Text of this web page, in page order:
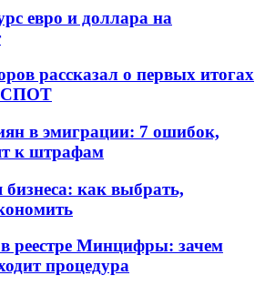
евро и доллара на
рассказал о первых итогах
СПОТ
в эмиграции: 7 ошибок,
к штрафам
как выбрать,
реестре Минцифры: зачем
процедура